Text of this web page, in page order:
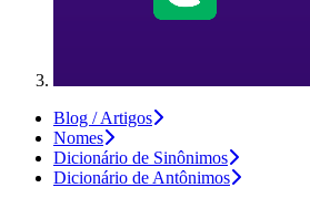
Blog / Artigos
Nomes
Dicionário de Sinônimos
Dicionário de Antônimos